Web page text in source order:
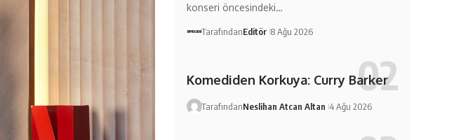
konseri öncesindeki…
TarafındanEditör 8 Ağu 2026
Komediden Korkuya: Curry Barker
TarafındanNeslihan Atcan Altan 4 Ağu 2026